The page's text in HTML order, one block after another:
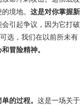
境地。 这是对你掌握新
引起争议，因为它打破
选，我们在以前所未有
冒险精神。
的过程。 这是一场关于